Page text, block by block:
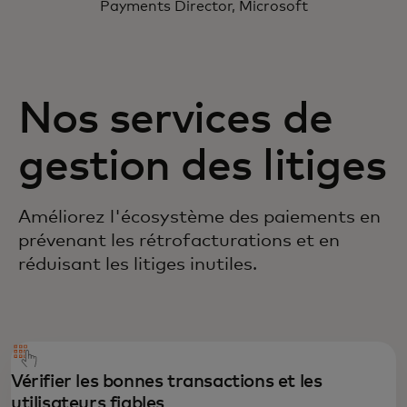
Payments Director, Microsoft
Nos services de
gestion des litiges
Améliorez l'écosystème des paiements en
prévenant les rétrofacturations et en
réduisant les litiges inutiles.
Vérifier les bonnes transactions et les
utilisateurs fiables